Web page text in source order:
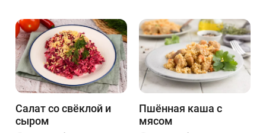
Салат со свёклой и
сыром
Пшённая каша с
мясом